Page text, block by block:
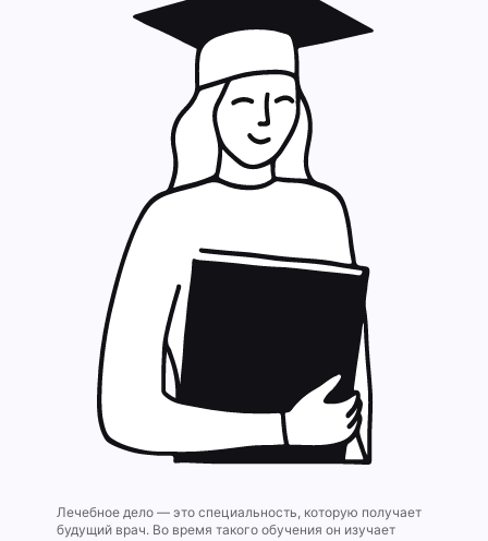
Лечебное дело — это специальность, которую получает
будущий врач. Во время такого обучения он изучает